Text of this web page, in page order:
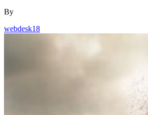
By
webdesk18